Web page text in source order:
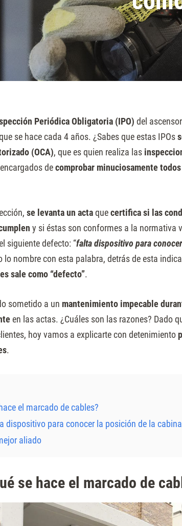
Periódica Obligatoria (IPO) del
se hace cada 4 años. ¿Sabes que estas IPOs
(OCA), que es quien realiza las
decomprobar minuciosamente
se levanta un actaquecertifica si las
y si éstas son conformes a la normativa
siguiente defecto: “falta dispositivo para
lo nombre con esta palabra, detrás de esta
sale como “defecto”.
sometido a un mantenimiento impecable
en las actas. ¿Cuáles son las razones? Dado
hoy vamos a explicarte con detenimiento
.
el marcado de cables?
dispositivo para conocer la posición de la
aliado
se hace el marcado de